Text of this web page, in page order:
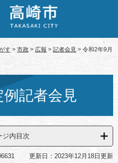
す > 市政 > 広報 > 記者会見 > 令和2年9月
記者会見
ジ内目次
更新日：2023年12月18日更新